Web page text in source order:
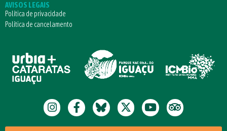
AVISOS LEGAIS
Política de privacidade
Política de cancelamento